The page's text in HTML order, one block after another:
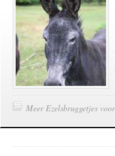
Meer Ezelsbruggetjes voor